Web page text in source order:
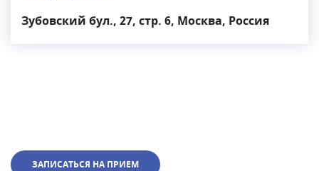
Зубовский бул., 27, стр. 6, Москва, Россия
ЗАПИСАТЬСЯ НА ПРИЕМ